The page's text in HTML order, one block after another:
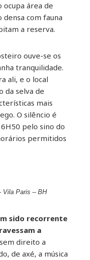
ocupa área de
com fauna
a reserva.
ouve-se os
tranquilidade.
ali, e o local
da selva de
mais
O silêncio é
pelo sino do
permitidos
Vila Paris – BH
sido recorrente
a
sem direito a
de axé, a música